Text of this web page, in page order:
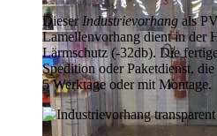
Dieser Industrievorhang als
Lamellenvorhang dient in der
Lärmschutz (-32db). Die
Spedition oder Paketdienst,
5 Werktage oder mit Montage.